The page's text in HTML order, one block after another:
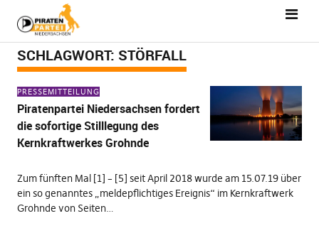
SCHLAGWORT: STÖRFALL
PRESSEMITTEILUNG
Piratenpartei Niedersachsen fordert
die sofortige Stilllegung des
Kernkraftwerkes Grohnde
Zum fünften Mal [1] – [5] seit April 2018 wurde am 15.07.19 über
ein so genanntes „meldepflichtiges Ereignis“ im Kernkraftwerk
Grohnde von Seiten…